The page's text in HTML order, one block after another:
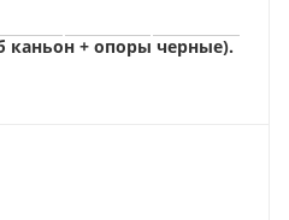
каньон + опоры черные).